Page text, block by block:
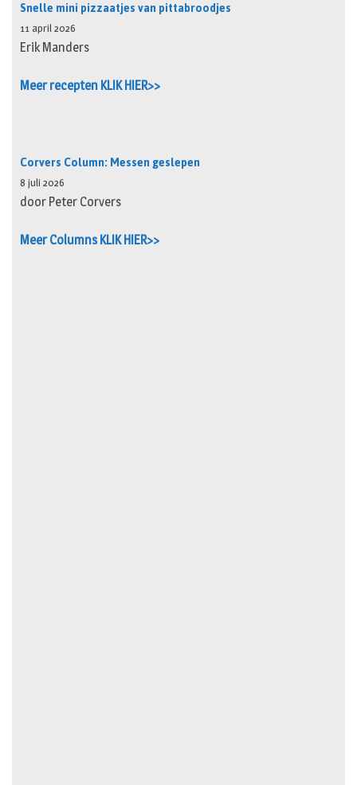
Snelle mini pizzaatjes van pittabroodjes
11 april 2026
Erik Manders
Meer recepten KLIK HIER>>
Corvers Column: Messen geslepen
8 juli 2026
door Peter Corvers
Meer Columns KLIK HIER>>